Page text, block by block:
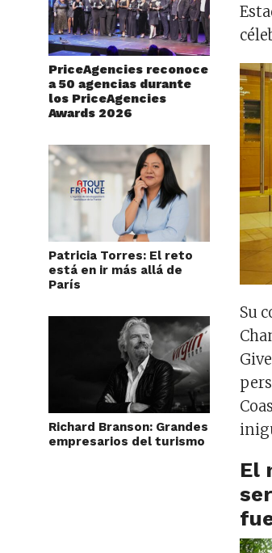
PriceAgencies reconoce
a 50 agencias durante
los PriceAgencies
Awards 2026
Patricia Torres: El reto
está en ir más allá de
París
Richard Branson: Grandes
empresarios del turismo
Su
El